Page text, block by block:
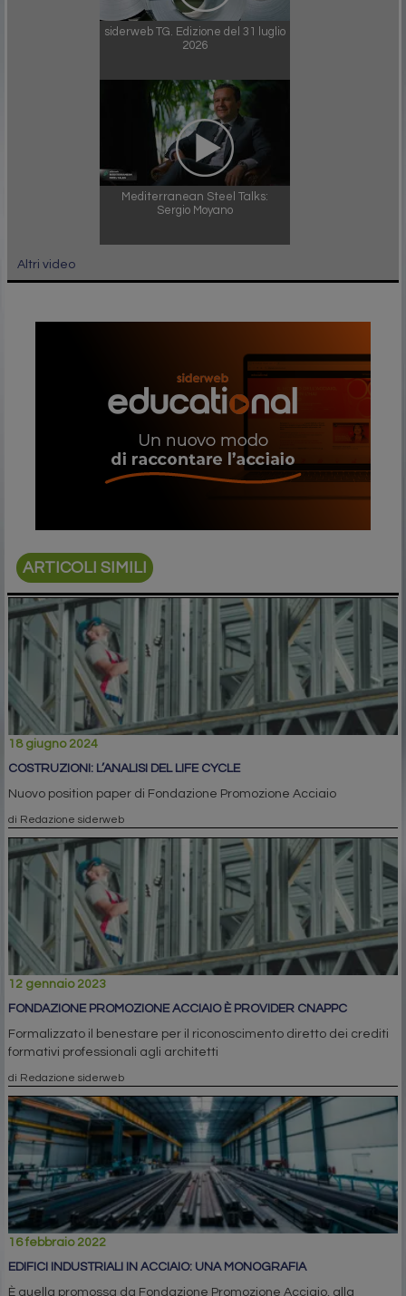
siderweb TG. Edizione del 31 luglio
2026
Mediterranean Steel Talks:
Sergio Moyano
Altri video
ARTICOLI SIMILI
18 giugno 2024
COSTRUZIONI: L’ANALISI DEL LIFE CYCLE
Nuovo position paper di Fondazione Promozione Acciaio
di Redazione siderweb
12 gennaio 2023
FONDAZIONE PROMOZIONE ACCIAIO È PROVIDER CNAPPC
Formalizzato il benestare per il riconoscimento diretto dei crediti
formativi professionali agli architetti
di Redazione siderweb
16 febbraio 2022
EDIFICI INDUSTRIALI IN ACCIAIO: UNA MONOGRAFIA
È quella promossa da Fondazione Promozione Acciaio, alla